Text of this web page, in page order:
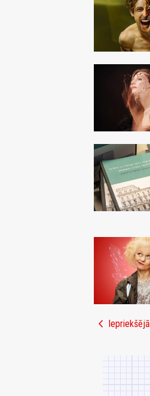
chevron_left Iepriekšējā